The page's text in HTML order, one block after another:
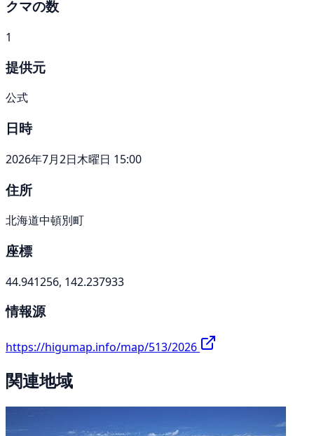
クマの数
1
提供元
公式
日時
2026年7月2日木曜日 15:00
住所
北海道中頓別町
座標
44.941256, 142.237933
情報源
https://higumap.info/map/513/2026
関連地域